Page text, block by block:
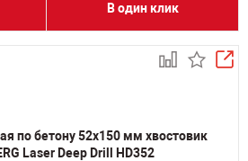
В один клик